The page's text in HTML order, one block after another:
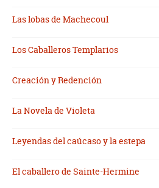
Las lobas de Machecoul
Los Caballeros Templarios
Creación y Redención
La Novela de Violeta
Leyendas del caúcaso y la estepa
El caballero de Sainte-Hermine